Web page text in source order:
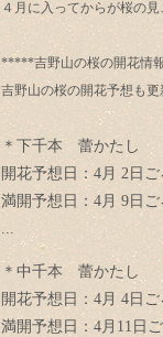
４月に入ってからが桜の
*****吉野山の桜の開花情
吉野山の桜の開花予想も
＊下千本 蕾かたし
開花予想日：4月 2日ご
満開予想日：4月 9日ご
...
＊中千本 蕾かたし
開花予想日：4月 4日ご
満開予想日：4月11日